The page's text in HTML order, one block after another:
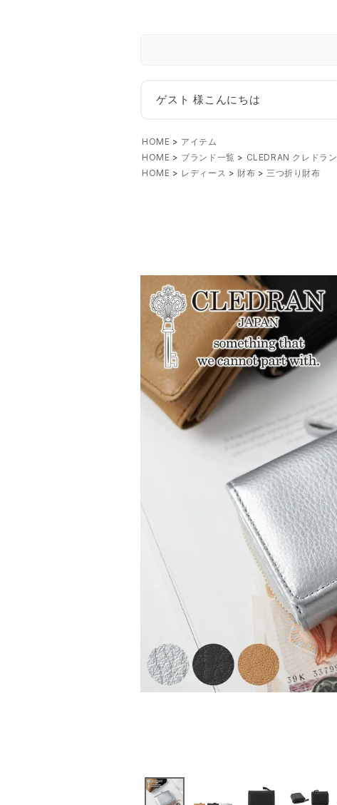
ゲスト 様こんにちは
HOME
アイテム
HOME
ブランド一覧 CLEDRAN クレドラン
HOME
レディース 財布 三つ折り財布